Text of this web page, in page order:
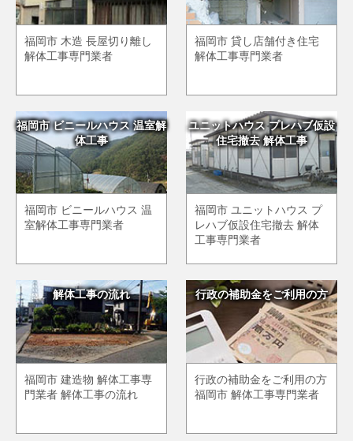
福岡市 木造 長屋切り離し
解体工事専門業者
福岡市 貸し店舗付き住宅
解体工事専門業者
福岡市 ビニールハウス 温室解
体工事
福岡市 ビニールハウス 温
室解体工事専門業者
ユニットハウス プレハブ仮設
住宅撤去 解体工事
福岡市 ユニットハウス プ
レハブ仮設住宅撤去 解体
工事専門業者
解体工事の流れ
福岡市 建造物 解体工事専
門業者 解体工事の流れ
行政の補助金をご利用の方
行政の補助金をご利用の方
福岡市 解体工事専門業者